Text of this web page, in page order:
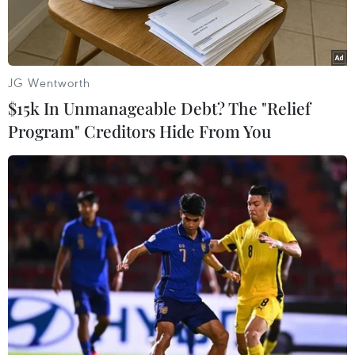
Tập đoàn TH tiên phong trong thực hiện mô hình kinh tế xanh,
kinh tế tuần hoàn. (Ảnh: TTXVN)
Phát triển kinh tế xanh, sử dụng tiết kiệm, hiệu
quả các nguồn tài nguyên, góp phần bảo vệ môi
trường đang nổi lên như một xu hướng tất yếu,
JG Wentworth
$15k In Unmanageable Debt? The "Relief
Program" Creditors Hide From You